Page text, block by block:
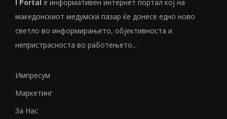
I Portal е информативен интернет портал кој на
македонскиот медумски пазар ќе донесе едно ново
светло во информирањето, објективноста и
непристрасноста во работењето...
Импресум
Маркетинг
За Нас